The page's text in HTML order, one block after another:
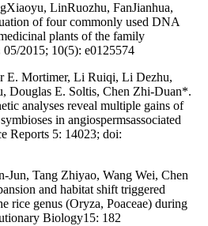
LinRuozhu, FanJianhua,
of four commonly used DNA
plants of the family
2015; 10(5): e0125574
E. Mortimer, Li Ruiqi, Li Dezhu,
Douglas E. Soltis, Chen Zhi-Duan*.
analyses reveal multiple gains of
in angiospermsassociated
Reports 5: 14023; doi:
Tang Zhiyao, Wang Wei, Chen
and habitat shift triggered
rice genus (Oryza, Poaceae) during
Biology15: 182